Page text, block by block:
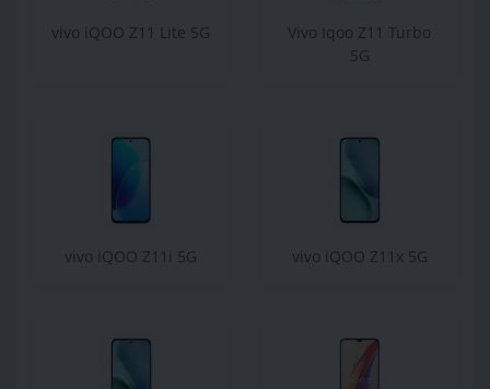
vivo iQOO Z11 Lite 5G
Vivo Iqoo Z11 Turbo
5G
vivo iQOO Z11i 5G vivo iQOO Z11x 5G